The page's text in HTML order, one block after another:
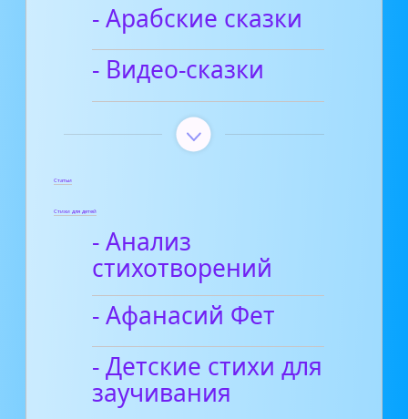
- Арабские сказки
- Видео-сказки
Статьи
Стихи для детей
- Анализ
стихотворений
- Афанасий Фет
- Детские стихи для
заучивания